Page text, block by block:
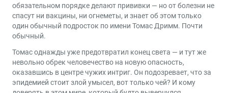
обязательном порядке делают прививки — но от болезни не
спасут ни вакцины, ни огнеметы, и знает об этом только
один обычный подросток по имени Томас Дримм. Почти
обычный.
Томас однажды уже предотвратил конец света — и тут же
невольно обрек человечество на новую опасность,
оказавшись в центре чужих интриг. Он подозревает, что за
эпидемией стоит злой умысел, вот только чей? И кому